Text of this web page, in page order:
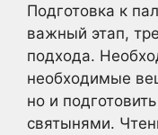
Подготовка к
важный этап,
подхода.
необходимые
но и
святынями.